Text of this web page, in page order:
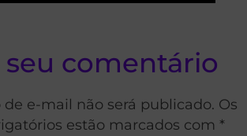
seu comentário
de e-mail não será publicado. Os
estão marcados com *